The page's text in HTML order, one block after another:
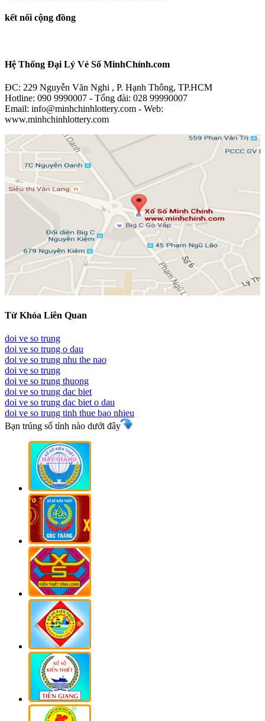
kết nối cộng đồng
Hệ Thống Đại Lý Vé Số MinhChính.com
ĐC: 229 Nguyễn Văn Nghi , P. Hạnh Thông, TP.HCM
Hotline: 090 9990007 - Tổng đài: 028 99990007
Email: info@minhchinhlottery.com - Web:
www.minhchinhlottery.com
Từ Khóa Liên Quan
doi ve so trung
doi ve so trung o dau
doi ve so trung nhu the nao
doi ve so trung
doi ve so trung thuong
doi ve so trung dac biet
doi ve so trung dac biet o dau
doi ve so trung tinh thue bao nhieu
Bạn trúng số tỉnh nào dưới đây